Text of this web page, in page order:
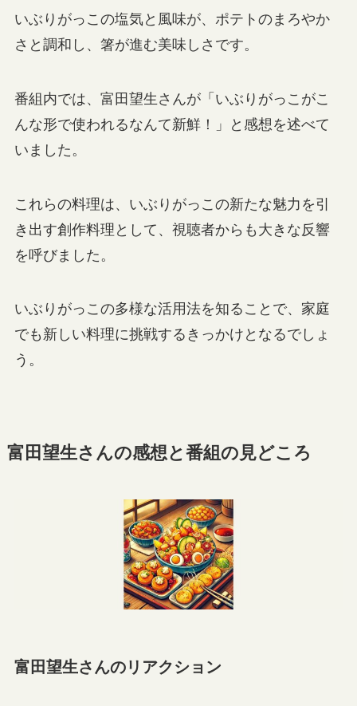
いぶりがっこの塩気と風味が、ポテトのまろやか
さと調和し、箸が進む美味しさです。
番組内では、富田望生さんが「いぶりがっこがこ
んな形で使われるなんて新鮮！」と感想を述べて
いました。
これらの料理は、いぶりがっこの新たな魅力を引
き出す創作料理として、視聴者からも大きな反響
を呼びました。
いぶりがっこの多様な活用法を知ることで、家庭
でも新しい料理に挑戦するきっかけとなるでしょ
う。
富田望生さんの感想と番組の見どころ
富田望生さんのリアクション